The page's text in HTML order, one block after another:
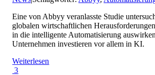
Eine von Abbyy veranlasste Studie
globalen wirtschaftlichen
in die intelligente Automatisierung
Unternehmen investieren vor allem in KI.
Weiterlesen
3